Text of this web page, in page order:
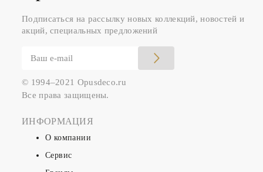
Подписаться на рассылку новых коллекций, новостей и
акций, специальных предложений
© 1994–2021 Opusdeco.ru
Все права защищены.
ИНФОРМАЦИЯ
О компании
Сервис